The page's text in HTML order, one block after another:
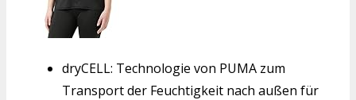
dryCELL: Technologie von PUMA zum
Transport der Feuchtigkeit nach außen für